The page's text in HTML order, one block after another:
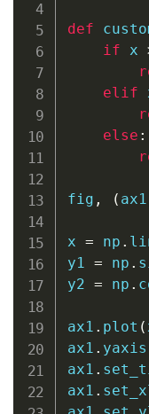
def
if x
elif
else :
fig , ( ax1
x = np .
y1 = np .
y2 = np .
ax1 . plot (
ax1 . yaxis
ax1 .
ax1 .